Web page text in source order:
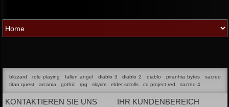
blizzard role playing fallen angel diablo 3 diablo 2 diablo piranhia bytes
sacred
titan quest
arcania gothic rpg skyrim elder scrolls cd project red sacred 4
KONTAKTIEREN SIE UNS IHR KUNDENBEREICH